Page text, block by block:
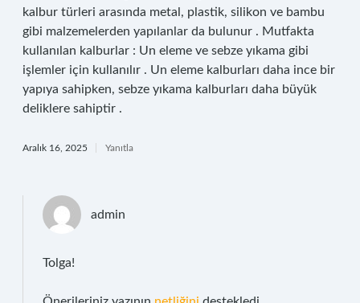
kalbur türleri arasında metal, plastik, silikon ve bambu
gibi malzemelerden yapılanlar da bulunur . Mutfakta
kullanılan kalburlar : Un eleme ve sebze yıkama gibi
işlemler için kullanılır . Un eleme kalburları daha ince bir
yapıya sahipken, sebze yıkama kalburları daha büyük
deliklere sahiptir .
Aralık 16, 2025 Yanıtla
admin
Tolga!